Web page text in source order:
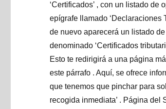
‘Certificados’ , con un listado
epígrafe llamado ‘Declaraciones
de nuevo aparecerá un listado
denominado ‘Certificados
Esto te redirigirá a una página
este párrafo . Aquí, se ofrece
que tenemos que pinchar para
recogida inmediata’ . Página